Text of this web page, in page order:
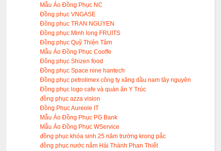
Mẫu Áo Đồng Phục NC
Đồng phục VNGASE
Đông phuc TRAN NGUYEN
Đồng phục Minh long FRUITS
Đồng phục Quỹ Thiện Tâm
Mẫu Áo Đồng Phục Cooffe
Đồng phục Shizen food
Đồng phục Space nine hantech
Đồng phục petrolimex công ty xăng dầu nam tây nguyên
Đồng phục logo cafe và quán ăn Y Trúc
đồng phục azza vision
Đồng Phục Aureole IT
Mẫu Áo Đồng Phục PG Bank
Mẫu Áo Đồng Phục WService
đồng phục khóa sinh 25 năm trường krong pắc
đồng phục nước nắm Hải Thành Phan Thiết